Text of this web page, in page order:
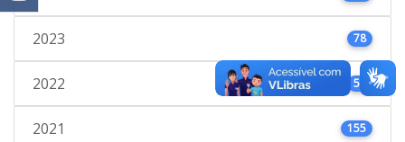
2023 78
2022 53
2021 155